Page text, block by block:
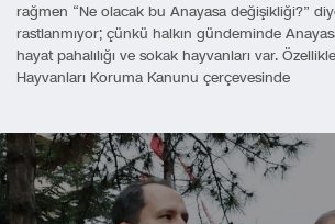
rağmen “Ne olacak bu Anayasa değişikliği?”
rastlanmıyor; çünkü halkın gündeminde
hayat pahalılığı ve sokak hayvanları var.
Hayvanları Koruma Kanunu çerçevesinde